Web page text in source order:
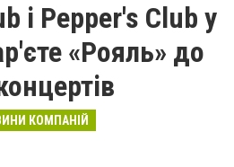
і Pepper's Club у
«Рояль» до
КОМПАНІЙ